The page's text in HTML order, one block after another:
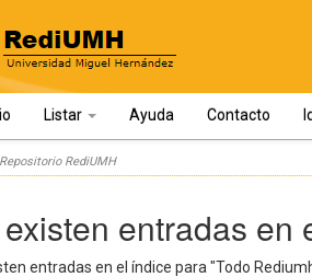
Listar Ayuda Contacto
RediUMH
entradas en
entradas en el índice para "Todo